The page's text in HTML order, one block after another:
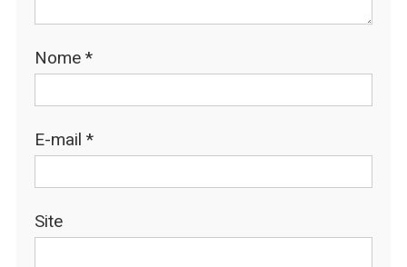
Nome *
E-mail *
Site